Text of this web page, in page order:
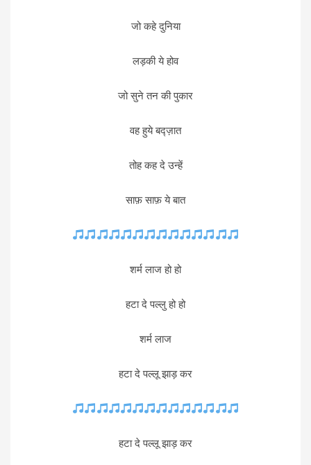
जो कहे दुनिया
लड़की ये होव
जो सुने तन की पुकार
वह हुये बद्ज़ात
तोह कह दे उन्हें
साफ़ साफ़ ये बात
शर्म लाज हो हो
हटा दे पल्लु हो हो
शर्म लाज
हटा दे पल्लू झाड़ कर
हटा दे पल्लू झाड़ कर